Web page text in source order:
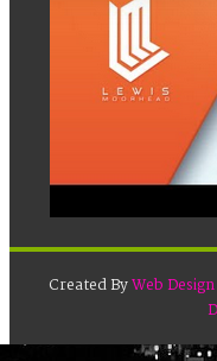
Created ByWeb